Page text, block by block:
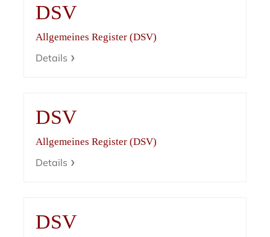
DSV
Allgemeines Register (DSV)
Details
DSV
Allgemeines Register (DSV)
Details
DSV